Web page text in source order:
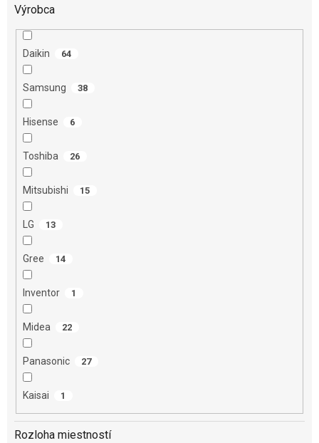
Rozloha miestností
Výrobca
Daikin 64
Samsung 38
Hisense 6
Toshiba 26
Mitsubishi 15
LG 13
Gree 14
Inventor 1
Midea 22
Panasonic 27
Kaisai 1